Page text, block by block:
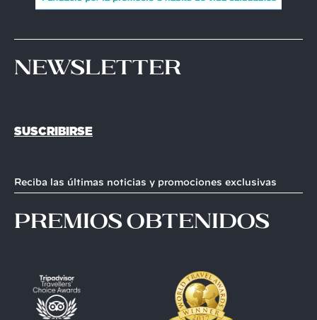
Newsletter
SUSCRIBIRSE
Reciba las últimas noticias y promociones exclusivas
premios obtenidos